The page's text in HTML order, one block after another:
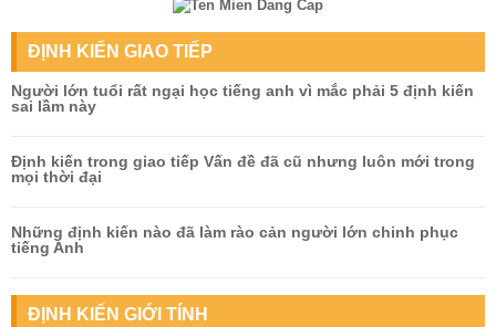
ĐỊNH KIẾN GIAO TIẾP
Người lớn tuổi rất ngại học tiếng anh vì mắc phải 5 định kiến
sai lầm này
Định kiến trong giao tiếp Vấn đề đã cũ nhưng luôn mới trong
mọi thời đại
Những định kiến nào đã làm rào cản người lớn chinh phục
tiếng Anh
ĐỊNH KIẾN GIỚI TÍNH